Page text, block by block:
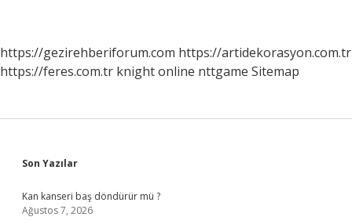
https://gezirehberiforum.com https://artidekorasyon.com.tr
https://feres.com.tr knight online nttgame Sitemap
Sidebar
Son Yazılar
Kan kanseri baş döndürür mü ?
Ağustos 7, 2026